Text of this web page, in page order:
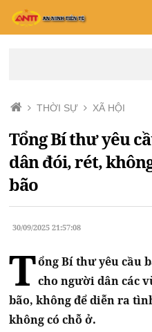
THỜI SỰ XÃ HỘI
Tổng Bí thư yêu
dân đói, rét,
bão
30/09/2025 21:57:08
Tổng Bí thư yêu cầu
cho người dân các
bão, không để diễn ra
không có chỗ ở.